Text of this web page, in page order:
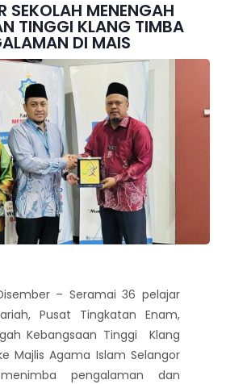
SEKOLAH MENENGAH
TINGGI KLANG TIMBA
DI MAIS
– Seramai 36 pelajar
Pusat Tingkatan Enam,
Kebangsaan Tinggi Klang
Majlis Agama Islam Selangor
pengalaman dan